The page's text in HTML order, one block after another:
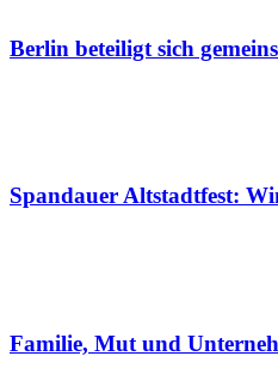
Berlin beteiligt sich
Spandauer Altstadtfest:
Familie, Mut und